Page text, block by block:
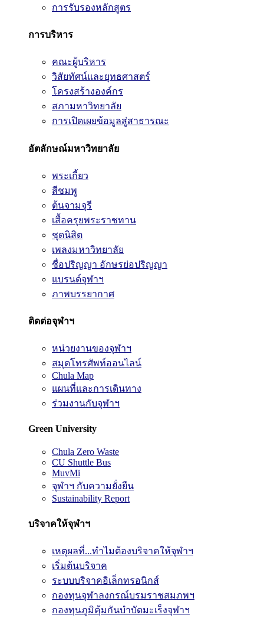
การรับรองหลักสูตร
การบริหาร
คณะผู้บริหาร
วิสัยทัศน์และยุทธศาสตร์
โครงสร้างองค์กร
สภามหาวิทยาลัย
การเปิดเผยข้อมูลสู่สาธารณะ
อัตลักษณ์มหาวิทยาลัย
พระเกี้ยว
สีชมพู
ต้นจามจุรี
เสื้อครุยพระราชทาน
ชุดนิสิต
เพลงมหาวิทยาลัย
ชื่อปริญญา อักษรย่อปริญญา
แบรนด์จุฬาฯ
ภาพบรรยากาศ
ติดต่อจุฬาฯ
หน่วยงานของจุฬาฯ
สมุดโทรศัพท์ออนไลน์
Chula Map
แผนที่และการเดินทาง
ร่วมงานกับจุฬาฯ
Green University
Chula Zero Waste
CU Shuttle Bus
MuvMi
จุฬาฯ กับความยั่งยืน
Sustainability Report
บริจาคให้จุฬาฯ
เหตุผลที่...ทำไมต้องบริจาคให้จุฬาฯ
เริ่มต้นบริจาค
ระบบบริจาคอิเล็กทรอนิกส์
กองทุนจุฬาลงกรณ์บรมราชสมภพฯ
กองทุนภูมิคุ้มกันบำบัดมะเร็งจุฬาฯ